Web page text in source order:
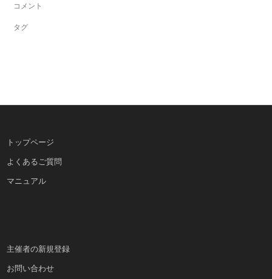
コメント
タグ
トップページ
よくあるご質問
マニュアル
主催者の新規登録
お問い合わせ